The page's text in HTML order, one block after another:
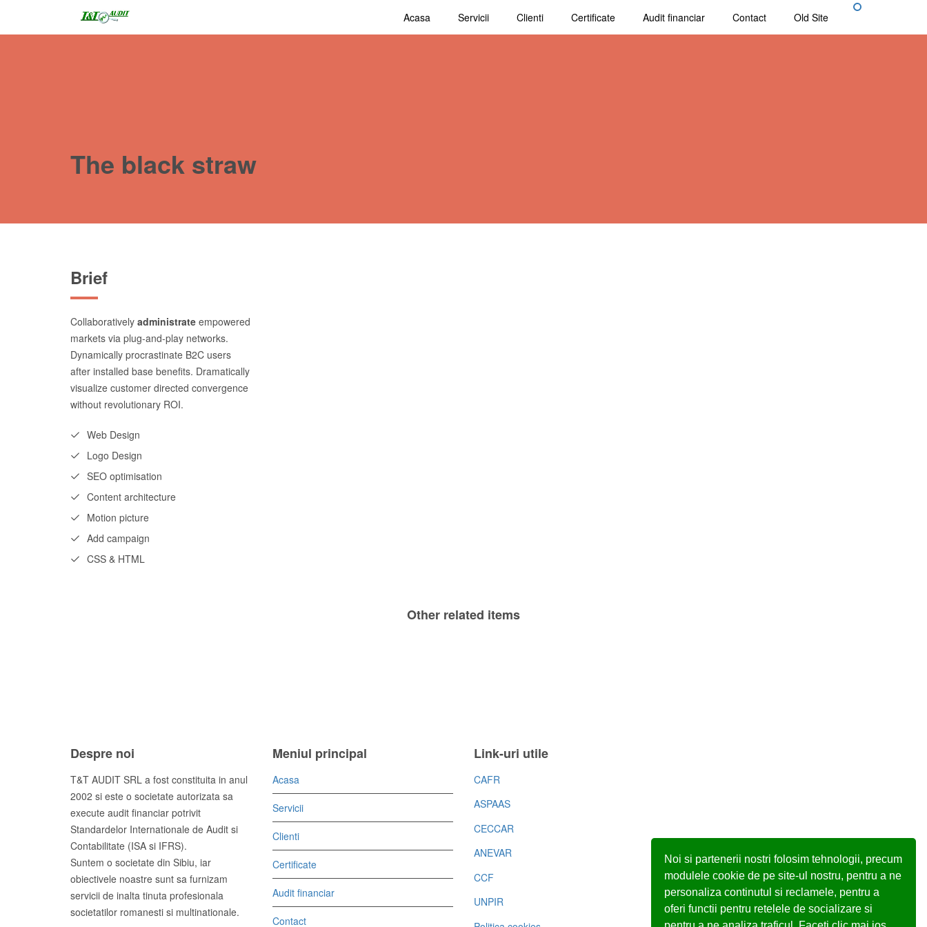
Noi si partenerii nostri folosim tehnologii, precum
modulele cookie de pe site-ul nostru, pentru a ne
personaliza continutul si reclamele, pentru a
oferi functii pentru retelele de socializare si
Acasa Servicii Clienti Certificate Audit financiar Contact Old Site
The black straw
Brief
Collaboratively administrate empowered
markets via plug-and-play networks.
Dynamically procrastinate B2C users
after installed base benefits. Dramatically
visualize customer directed convergence
without revolutionary ROI.
Web Design
Logo Design
SEO optimisation
Content architecture
Motion picture
Add campaign
CSS & HTML
Other related items
Despre noi
T&T AUDIT SRL a fost constituita in anul
2002 si este o societate autorizata sa
execute audit financiar potrivit
Standardelor Internationale de Audit si
Contabilitate (ISA si IFRS).
Suntem o societate din Sibiu, iar
obiectivele noastre sunt sa furnizam
servicii de inalta tinuta profesionala
societatilor romanesti si multinationale.
Meniul principal
Acasa
Servicii
Clienti
Certificate
Audit financiar
Contact
Link-uri utile
CAFR
ASPAAS
CECCAR
ANEVAR
CCF
UNPIR